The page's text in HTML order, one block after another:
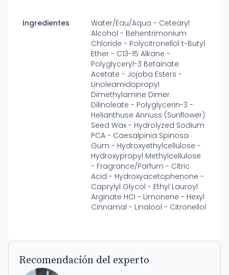
Ingredientes
Water/Eau/Aqua - Cetearyl
Alcohol - Behentrimonium
Chloride - Polycitronellol t-Butyl
Ether - C13-15 Alkane -
Polyglyceryl-3 Betainate
Acetate - Jojoba Esters -
Linoleamidopropyl
Dimethylamine Dimer
Dilinoleate - Polyglycerin-3 -
Helianthuse Annuss (Sunflower)
Seed Wax - Hydrolyzed Sodium
PCA - Caesalpinia Spinosa
Gum - Hydroxyethylcellulose -
Hydroxypropyl Methylcellulose
- Fragrance/Parfum - Citric
Acid - Hydroxyacetophenone -
Caprylyl Glycol - Ethyl Lauroyl
Arginate HCI - Limonene - Hexyl
Cinnamal - Linalool - Citronellol
Recomendación del experto